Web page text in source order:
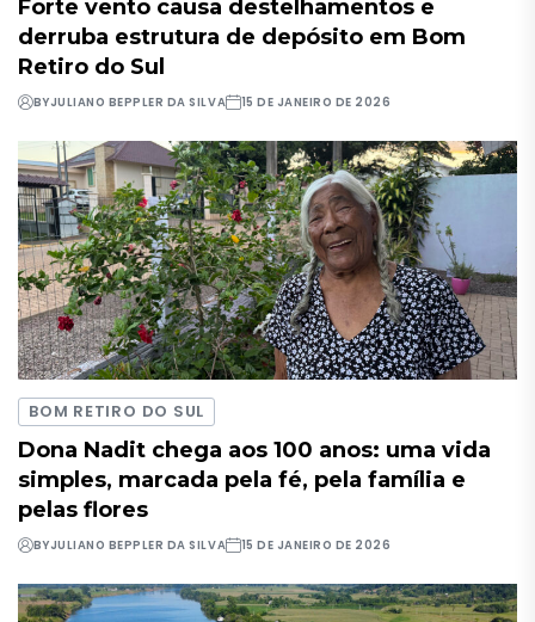
Forte vento causa destelhamentos e
derruba estrutura de depósito em Bom
Retiro do Sul
BYJULIANO BEPPLER DA SILVA 15 DE JANEIRO DE 2026
BOM RETIRO DO SUL
Dona Nadit chega aos 100 anos: uma vida
simples, marcada pela fé, pela família e
pelas flores
BYJULIANO BEPPLER DA SILVA 15 DE JANEIRO DE 2026